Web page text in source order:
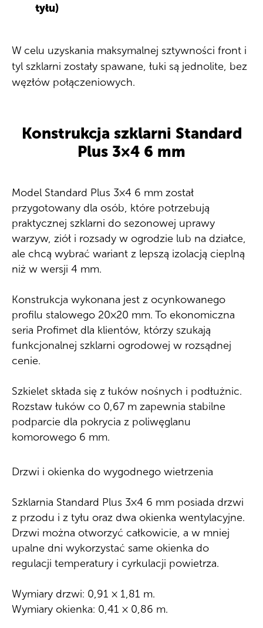
tyłu)
W celu uzyskania maksymalnej sztywności front i
tyl szklarni zostały spawane, łuki są jednolite, bez
węzłów połączeniowych.
Konstrukcja szklarni Standard
Plus 3×4 6 mm
Model Standard Plus 3×4 6 mm został
przygotowany dla osób, które potrzebują
praktycznej szklarni do sezonowej uprawy
warzyw, ziół i rozsady w ogrodzie lub na działce,
ale chcą wybrać wariant z lepszą izolacją cieplną
niż w wersji 4 mm.
Konstrukcja wykonana jest z ocynkowanego
profilu stalowego 20×20 mm. To ekonomiczna
seria Profimet dla klientów, którzy szukają
funkcjonalnej szklarni ogrodowej w rozsądnej
cenie.
Szkielet składa się z łuków nośnych i podłużnic.
Rozstaw łuków co 0,67 m zapewnia stabilne
podparcie dla pokrycia z poliwęglanu
komorowego 6 mm.
Drzwi i okienka do wygodnego wietrzenia
Szklarnia Standard Plus 3×4 6 mm posiada drzwi
z przodu i z tyłu oraz dwa okienka wentylacyjne.
Drzwi można otworzyć całkowicie, a w mniej
upalne dni wykorzystać same okienka do
regulacji temperatury i cyrkulacji powietrza.
Wymiary drzwi: 0,91 × 1,81 m.
Wymiary okienka: 0,41 × 0,86 m.